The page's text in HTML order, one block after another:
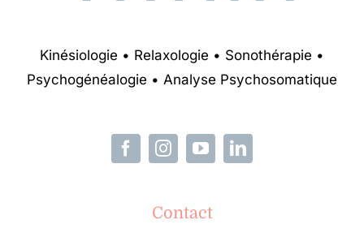
Kinésiologie • Relaxologie • Sonothérapie •
Psychogénéalogie • Analyse Psychosomatique
Contact